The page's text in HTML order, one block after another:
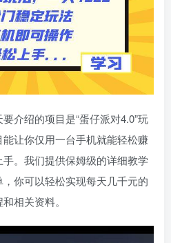
介绍的项目是“蛋仔派对4.0”玩
让你仅用一台手机就能轻松赚
。我们提供保姆级的详细教学
你可以轻松实现每天几千元的
相关资料。